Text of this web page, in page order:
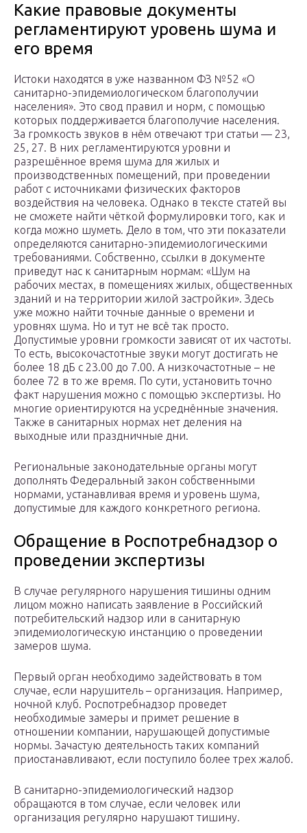
Какие правовые документы
регламентируют уровень шума и
его время
Истоки находятся в уже названном ФЗ №52 «О
санитарно-эпидемиологическом благополучии
населения». Это свод правил и норм, с помощью
которых поддерживается благополучие населения.
За громкость звуков в нём отвечают три статьи — 23,
25, 27. В них регламентируются уровни и
разрешённое время шума для жилых и
производственных помещений, при проведении
работ с источниками физических факторов
воздействия на человека. Однако в тексте статей вы
не сможете найти чёткой формулировки того, как и
когда можно шуметь. Дело в том, что эти показатели
определяются санитарно-эпидемиологическими
требованиями. Собственно, ссылки в документе
приведут нас к санитарным нормам: «Шум на
рабочих местах, в помещениях жилых, общественных
зданий и на территории жилой застройки». Здесь
уже можно найти точные данные о времени и
уровнях шума. Но и тут не всё так просто.
Допустимые уровни громкости зависят от их частоты.
То есть, высокочастотные звуки могут достигать не
более 18 дБ с 23.00 до 7.00. А низкочастотные – не
более 72 в то же время. По сути, установить точно
факт нарушения можно с помощью экспертизы. Но
многие ориентируются на усреднённые значения.
Также в санитарных нормах нет деления на
выходные или праздничные дни.
Региональные законодательные органы могут
дополнять Федеральный закон собственными
нормами, устанавливая время и уровень шума,
допустимые для каждого конкретного региона.
Обращение в Роспотребнадзор о
проведении экспертизы
В случае регулярного нарушения тишины одним
лицом можно написать заявление в Российский
потребительский надзор или в санитарную
эпидемиологическую инстанцию о проведении
замеров шума.
Первый орган необходимо задействовать в том
случае, если нарушитель – организация. Например,
ночной клуб. Роспотребнадзор проведет
необходимые замеры и примет решение в
отношении компании, нарушающей допустимые
нормы. Зачастую деятельность таких компаний
приостанавливают, если поступило более трех жалоб.
В санитарно-эпидемиологический надзор
обращаются в том случае, если человек или
организация регулярно нарушают тишину.